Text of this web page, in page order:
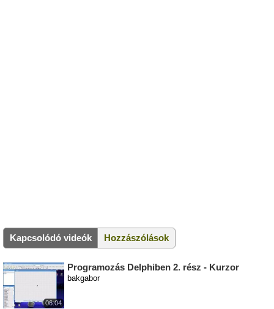
Kapcsolódó videók Hozzászólások
06:04
Programozás Delphiben 2. rész - Kurzor
bakgabor